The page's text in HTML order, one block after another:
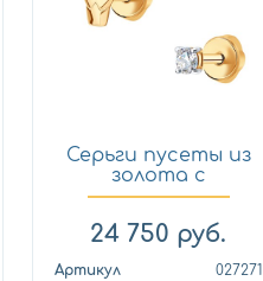
Серьги пусеты из
золота с
фианитом SO...
24 750 руб.
Артикул
027271